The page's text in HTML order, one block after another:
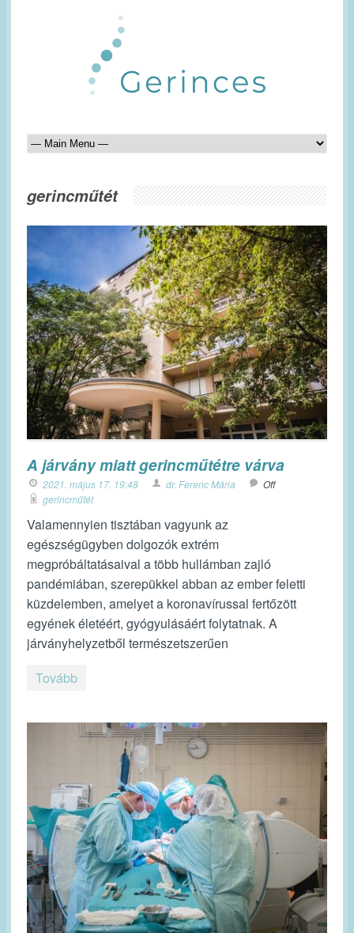
gerincműtét
A járvány miatt gerincműtétre várva
2021. május 17. 19:48 dr. Ferenc Mária
Off
gerincműtét
Valamennyien tisztában vagyunk az
egészségügyben dolgozók extrém
megpróbáltatásaival a több hullámban zajló
pandémiában, szerepükkel abban az ember feletti
küzdelemben, amelyet a koronavírussal fertőzött
egyének életéért, gyógyulásáért folytatnak. A
járványhelyzetből természetszerűen
Tovább